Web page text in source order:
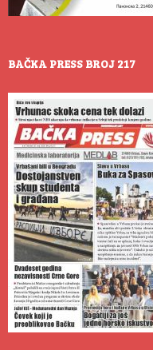
BAČKA PRESS BROJ 217